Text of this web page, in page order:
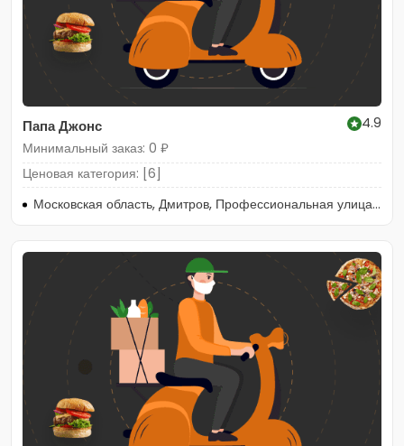
Папа Джонс
4.9
Минимальный заказ: 0 ₽
Ценовая категория: [6]
Московская область, Дмитров, Профессиональная улица, 28